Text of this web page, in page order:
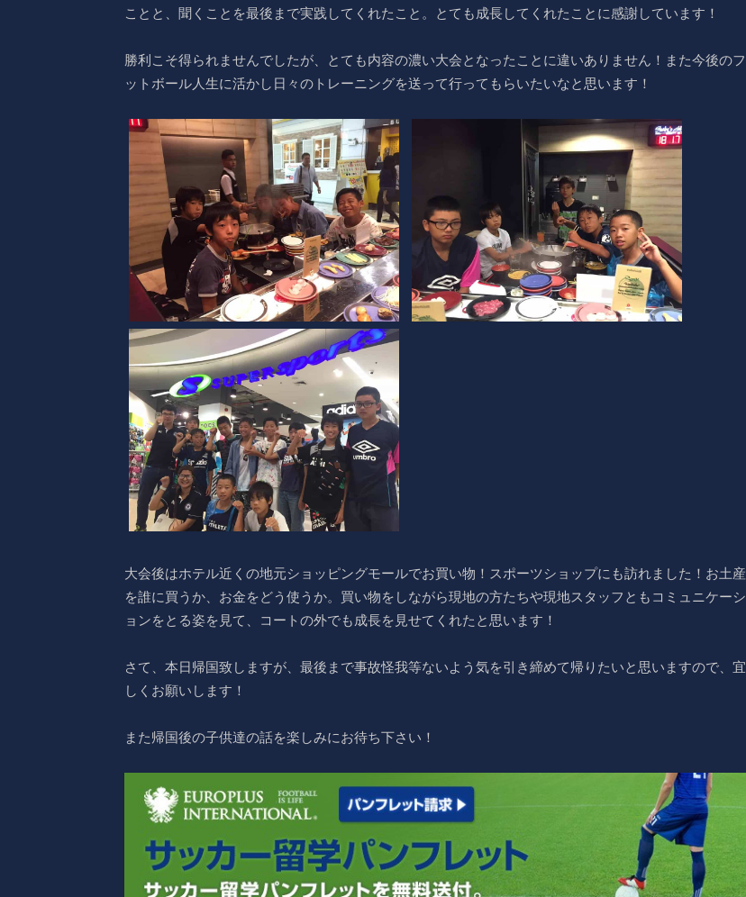
ことと、聞くことを最後まで実践してくれたこと。とても成長してくれたことに感謝しています！
勝利こそ得られませんでしたが、とても内容の濃い大会となったことに違いありません！また今後のフ
ットボール人生に活かし日々のトレーニングを送って行ってもらいたいなと思います！
大会後はホテル近くの地元ショッピングモールでお買い物！スポーツショップにも訪れました！お土産
を誰に買うか、お金をどう使うか。買い物をしながら現地の方たちや現地スタッフともコミュニケーシ
ョンをとる姿を見て、コートの外でも成長を見せてくれたと思います！
さて、本日帰国致しますが、最後まで事故怪我等ないよう気を引き締めて帰りたいと思いますので、宜
しくお願いします！
また帰国後の子供達の話を楽しみにお待ち下さい！